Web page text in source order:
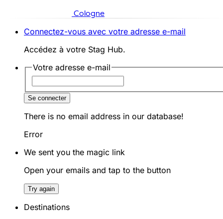
Cologne
Connectez-vous avec votre adresse e-mail
Accédez à votre Stag Hub.
Votre adresse e-mail
Se connecter
There is no email address in our database!
Error
We sent you the magic link
Open your emails and tap to the button
Try again
Destinations